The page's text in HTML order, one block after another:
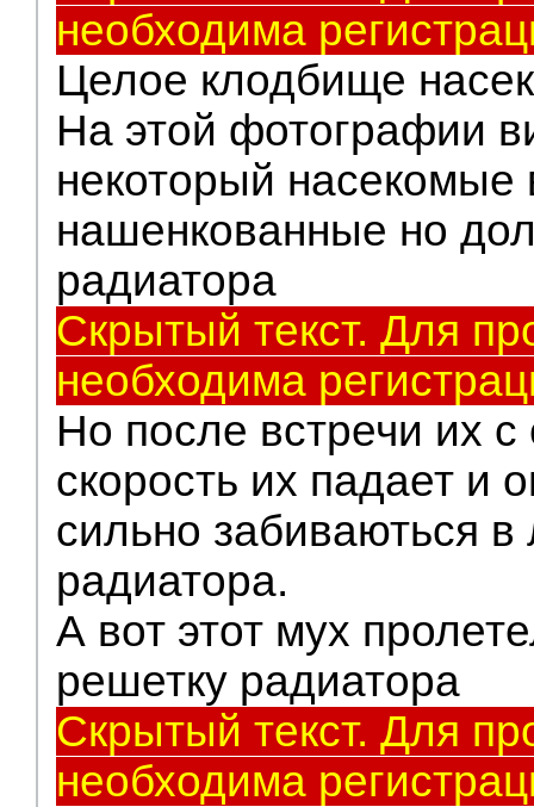
необходима
Целое клодбище
На этой фотографии
некоторый насекомые
нашенкованные но
радиатора
Скрытый текст. Для
необходима
Но после встречи их
скорость их падает и
сильно забиваються в
радиатора.
А вот этот мух
решетку радиатора
Скрытый текст. Для
необходима